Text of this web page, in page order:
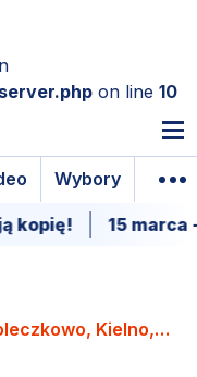
on line 10
Wybory
filmu o Sercu
Kielno,
Będargowo,